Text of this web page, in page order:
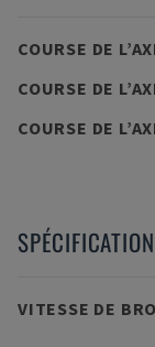
COURSE DE
COURSE DE
COURSE DE
VITESSE DE